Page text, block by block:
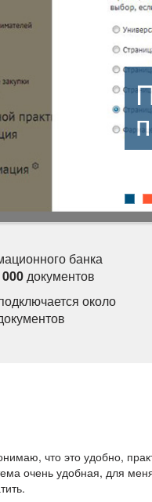
банка
документо
около
что это удобно,
очень удобная, для